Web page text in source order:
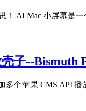
！ AI Mac 小屏幕是一
子--Bismuth
个苹果 CMS API 播